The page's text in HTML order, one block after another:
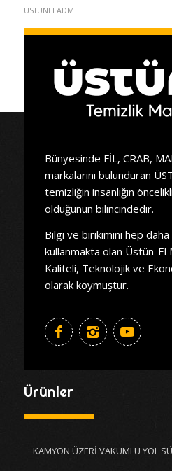
USTUNELADM
Bünyesinde FİL, CRAB,
markalarını bulunduran
temizliğin insanlığın
olduğunun bilincindedir.
Bilgi ve birikimini hep
kullanmakta olan Üstün-El
Kaliteli, Teknolojik ve
olarak koymuştur.
Ürünler
KAMYON ÜZERİ VAKUMLU YOL